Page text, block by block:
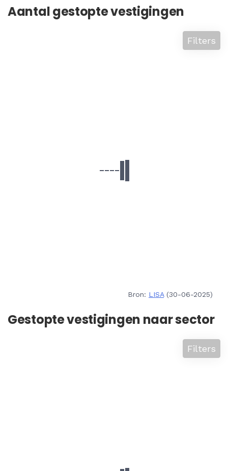
Aantal gestopte vestigingen
Filters
Bron: LISA(30-06-2025)
Gestopte vestigingen naar sector
Filters